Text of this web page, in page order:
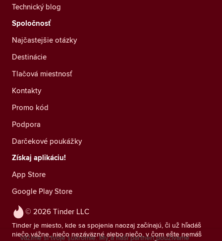
© 2026 Tinder LLC
Tinder je miesto, kde sa spojenia naozaj začínajú, či už hľadáš
niečo vážne, niečo nezáväzné alebo niečo, v čom ešte nemáš
Technický blog
Spoločnosť
Najčastejšie otázky
Destinácie
Tlačová miestnosť
Kontakty
Promo kód
Podpora
Darčekové poukážky
Získaj aplikáciu!
App Store
Google Play Store
Vážime si tvoje súkromie. My a naši partneri používame